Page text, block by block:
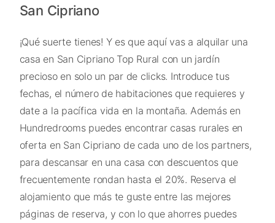
San Cipriano
¡Qué suerte tienes! Y es que aquí vas a alquilar una
casa en San Cipriano Top Rural con un jardín
precioso en solo un par de clicks. Introduce tus
fechas, el número de habitaciones que requieres y
date a la pacífica vida en la montaña. Además en
Hundredrooms puedes encontrar casas rurales en
oferta en San Cipriano de cada uno de los partners,
para descansar en una casa con descuentos que
frecuentemente rondan hasta el 20%. Reserva el
alojamiento que más te guste entre las mejores
páginas de reserva, y con lo que ahorres puedes